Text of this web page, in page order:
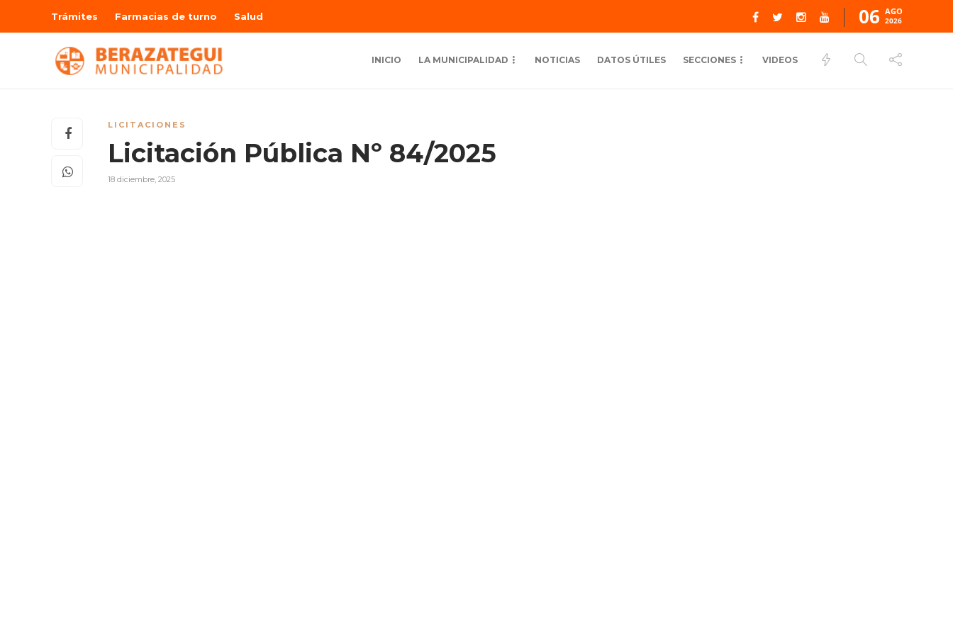
Trámites Farmacias de turno Salud 06 AGO
2026
INICIO LA MUNICIPALIDAD NOTICIAS DATOS ÚTILES SECCIONES VIDEOS
LICITACIONES
Licitación Pública Nº 84/2025
18 diciembre, 2025